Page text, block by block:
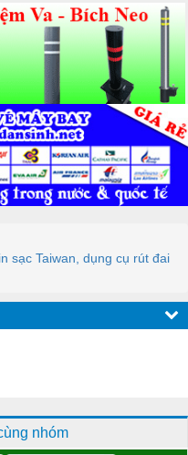
sạc Taiwan, dụng cụ rút đai
nhóm